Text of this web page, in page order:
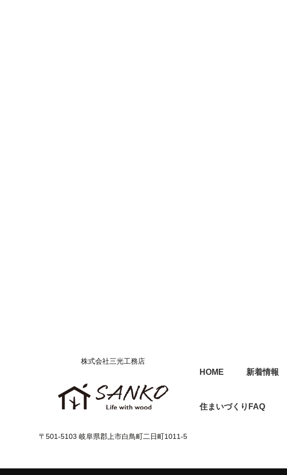
HOME 新着情報
住まいづくりFAQ
株式会社三光工務店
〒501-5103 岐阜県郡上市白鳥町二日町1011-5